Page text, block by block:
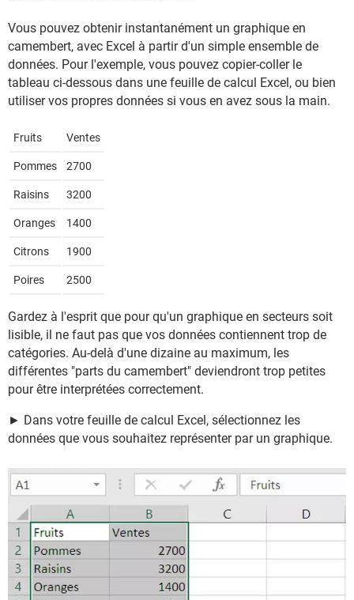
Vous pouvez obtenir instantanément un graphique en
camembert, avec Excel à partir d'un simple ensemble de
données. Pour l'exemple, vous pouvez copier-coller le
tableau ci-dessous dans une feuille de calcul Excel, ou bien
utiliser vos propres données si vous en avez sous la main.
Fruits Ventes
Pommes 2700
Raisins 3200
Oranges 1400
Citrons 1900
Poires 2500
Gardez à l'esprit que pour qu'un graphique en secteurs soit
lisible, il ne faut pas que vos données contiennent trop de
catégories. Au-delà d'une dizaine au maximum, les
différentes "parts du camembert" deviendront trop petites
pour être interprétées correctement.
► Dans votre feuille de calcul Excel, sélectionnez les
données que vous souhaitez représenter par un graphique.